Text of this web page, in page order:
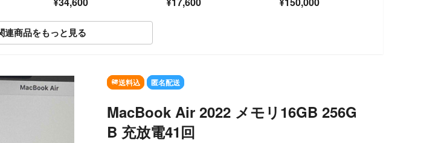
連商品をもっと見る
SOLD OUT
送料込 匿名配送
MacBook Air 2022 メモリ16GB 256G
B 充放電41回